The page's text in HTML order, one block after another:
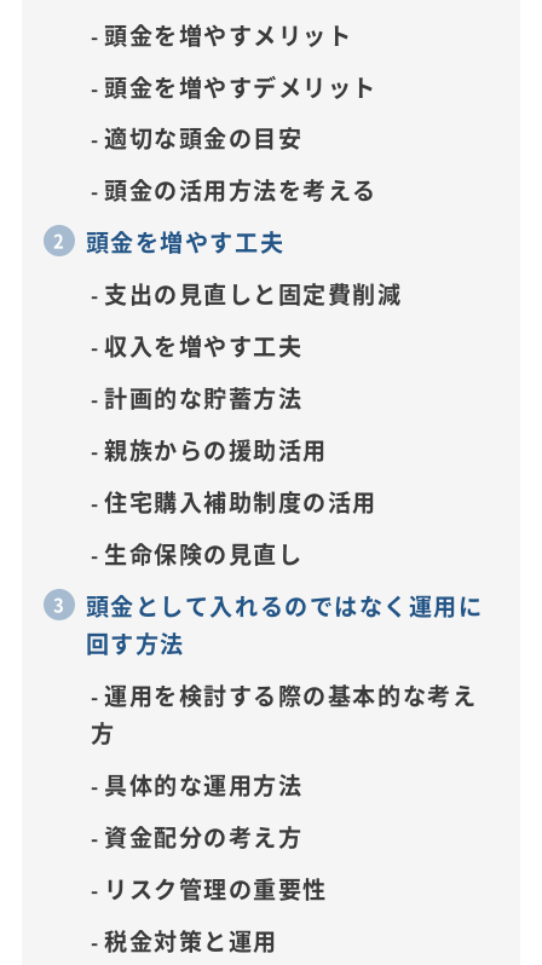
頭金を増やすメリット
頭金を増やすデメリット
適切な頭金の目安
頭金の活用方法を考える
頭金を増やす工夫
支出の見直しと固定費削減
収入を増やす工夫
計画的な貯蓄方法
親族からの援助活用
住宅購入補助制度の活用
生命保険の見直し
頭金として入れるのではなく運用に
回す方法
運用を検討する際の基本的な考え
方
具体的な運用方法
資金配分の考え方
リスク管理の重要性
税金対策と運用